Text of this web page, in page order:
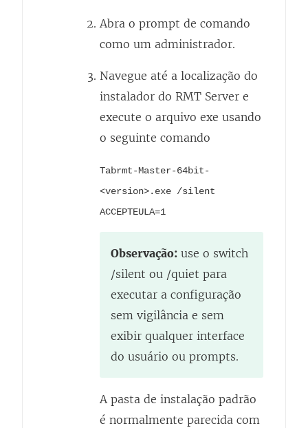
j
Abra o prompt de comando
como um administrador.
Navegue até a localização do
instalador do RMT Server e
execute o arquivo exe usando
o seguinte comando
Tabrmt-Master-64bit-
<version>.exe /silent
ACCEPTEULA=1
Observação: use o switch
/silent ou /quiet para
executar a configuração
sem vigilância e sem
exibir qualquer interface
do usuário ou prompts.
A pasta de instalação padrão
é normalmente parecida com